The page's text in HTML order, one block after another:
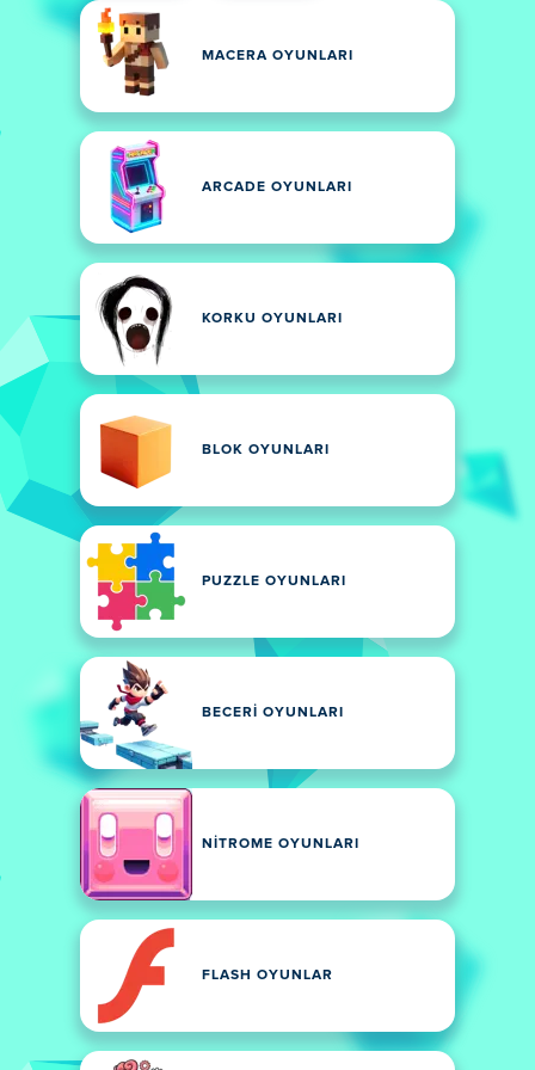
MACERA OYUNLARI
ARCADE OYUNLARI
KORKU OYUNLARI
BLOK OYUNLARI
PUZZLE OYUNLARI
BECERI OYUNLARI
NITROME OYUNLARI
FLASH OYUNLAR